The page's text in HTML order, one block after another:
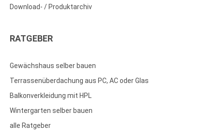
Download- / Produktarchiv
RATGEBER
Gewächshaus selber bauen
Terrassenüberdachung aus PC, AC oder Glas
Balkonverkleidung mit HPL
Wintergarten selber bauen
alle Ratgeber